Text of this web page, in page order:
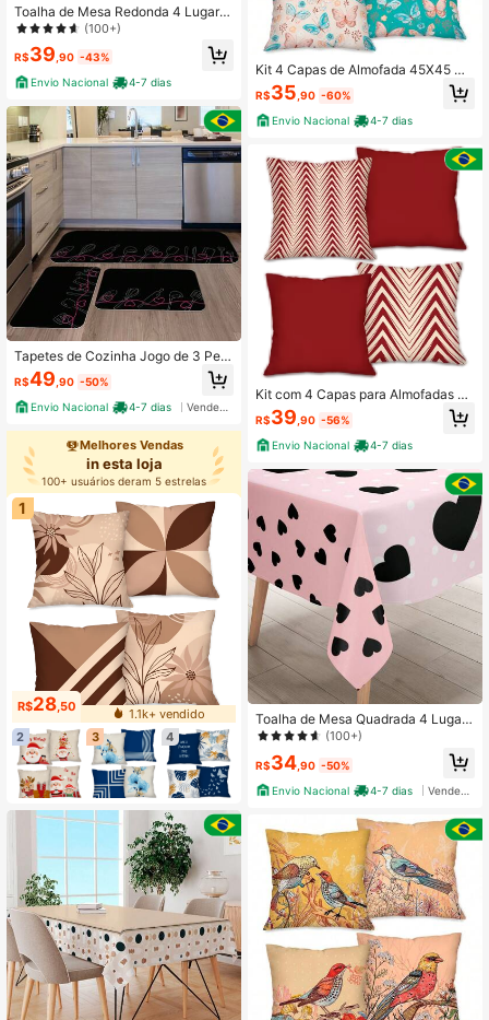
Toalha de Mesa Redonda 4 Lugare
s Margaridas(100+)
R$39 ,90 -43%
Envio Nacional
4-7 dias
Tapetes de Cozinha Jogo de 3 Peç
as Talheres e Corações Antiderrapa
nte
R$49 ,90 -50%
Envio Nacional
4-7 dias
Melhores Vendas
in esta loja
100+ usuários deram 5 estrelas
1
R$28,50
1.1k+ vendido
2
3 4
Kit 4 Capas de Almofada 45X45 De
corativa Borboletas Azuis Encanto
Lar
R$35,90 -60%
Envio Nacional
4-7 dias
Kit com 4 Capas para Almofadas D
ecorativas Vermelho Abstrato Loja
Encanto Lar
R$39,90 -56%
Envio Nacional
4-7 dias
Toalha de Mesa Quadrada 4 Lugare
s Corações Black
(100+)
R$34 ,90 -50%
Envio Nacional
4-7 dias